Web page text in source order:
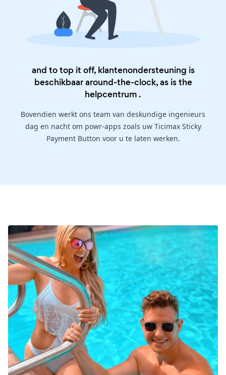
and to top it off, klantenondersteuning is
beschikbaar around-the-clock, as is the
helpcentrum .
Bovendien werkt ons team van deskundige ingenieurs
dag en nacht om powr-apps zoals uw Ticimax Sticky
Payment Button voor u te laten werken.